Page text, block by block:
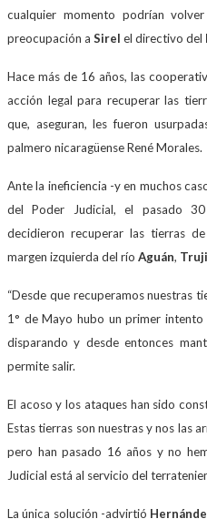
cualquier momento podrían
preocupación a Sirel el directivo del
Hace más de 16 años, las
acción legal para recuperar las
que, aseguran, les fueron
palmero nicaragüense René Morales.
Ante la ineficiencia -y en muchos
del Poder Judicial, el pasado
decidieron recuperar las tierras
margen izquierda del río Aguán,
“Desde que recuperamos nuestras
1° de Mayo hubo un primer
disparando y desde entonces
permite salir.
El acoso y los ataques han sido
Estas tierras son nuestras y nos las
pero han pasado 16 años y no
Judicial está al servicio del
La única solución -advirtió